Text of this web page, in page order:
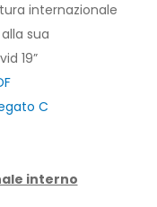
internazionale
sua
19”
C
interno